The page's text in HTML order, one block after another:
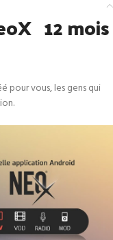
12 mois
pour vous, les gens qui